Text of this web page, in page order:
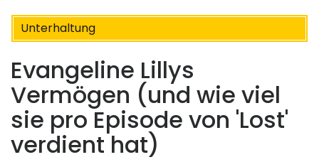
Unterhaltung
Evangeline Lillys
Vermögen (und wie viel
sie pro Episode von 'Lost'
verdient hat)